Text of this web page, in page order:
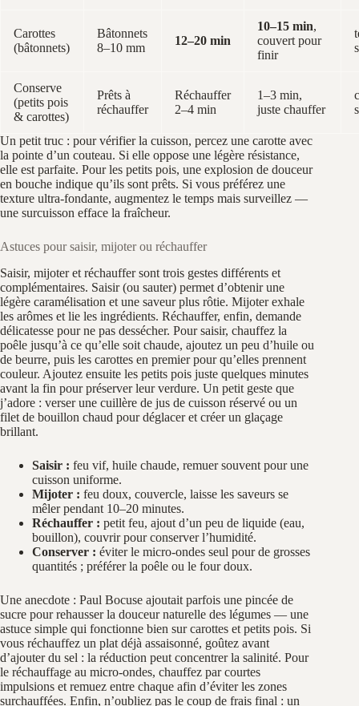
Carottes
(bâtonnets)
Bâtonnets
8–10 mm
12–20 min
10–15 min,
couvert pour
finir
Conserve
(petits pois
& carottes)
Prêts à
réchauffer
Réchauffer
2–4 min
1–3 min,
juste chauffer
Un petit truc : pour vérifier la cuisson, percez une carotte avec
la pointe d’un couteau. Si elle oppose une légère résistance,
elle est parfaite. Pour les petits pois, une explosion de douceur
en bouche indique qu’ils sont prêts. Si vous préférez une
texture ultra‑fondante, augmentez le temps mais surveillez —
une surcuisson efface la fraîcheur.
Astuces pour saisir, mijoter ou réchauffer
Saisir, mijoter et réchauffer sont trois gestes différents et
complémentaires. Saisir (ou sauter) permet d’obtenir une
légère caramélisation et une saveur plus rôtie. Mijoter exhale
les arômes et lie les ingrédients. Réchauffer, enfin, demande
délicatesse pour ne pas dessécher. Pour saisir, chauffez la
poêle jusqu’à ce qu’elle soit chaude, ajoutez un peu d’huile ou
de beurre, puis les carottes en premier pour qu’elles prennent
couleur. Ajoutez ensuite les petits pois juste quelques minutes
avant la fin pour préserver leur verdure. Un petit geste que
j’adore : verser une cuillère de jus de cuisson réservé ou un
filet de bouillon chaud pour déglacer et créer un glaçage
brillant.
Saisir : feu vif, huile chaude, remuer souvent pour une
cuisson uniforme.
Mijoter : feu doux, couvercle, laisse les saveurs se
mêler pendant 10–20 minutes.
Réchauffer : petit feu, ajout d’un peu de liquide (eau,
bouillon), couvrir pour conserver l’humidité.
Conserver : éviter le micro‑ondes seul pour de grosses
quantités ; préférer la poêle ou le four doux.
Une anecdote : Paul Bocuse ajoutait parfois une pincée de
sucre pour rehausser la douceur naturelle des légumes — une
astuce simple qui fonctionne bien sur carottes et petits pois. Si
vous réchauffez un plat déjà assaisonné, goûtez avant
d’ajouter du sel : la réduction peut concentrer la salinité. Pour
le réchauffage au micro‑ondes, chauffez par courtes
impulsions et remuez entre chaque afin d’éviter les zones
surchauffées. Enfin, n’oubliez pas le coup de frais final : un